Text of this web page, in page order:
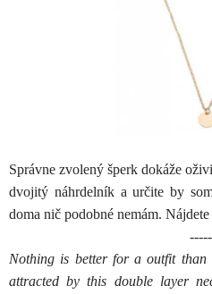
Správne zvolený šperk dokáže
dvojitý náhrdelník a určite by
doma nič podobné nemám.
-----
Nothing is better for a outfit than
attracted by this double layer